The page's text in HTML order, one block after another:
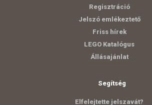
Regisztráció
Jelszó emlékeztető
Friss hírek
LEGO Katalógus
Állásajánlat
Segítség
Elfelejtette jelszavát?